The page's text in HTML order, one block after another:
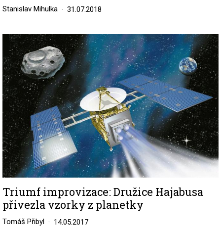
Stanislav Mihulka 31.07.2018
Image
Triumf improvizace: Družice Hajabusa
přivezla vzorky z planetky
Tomáš Přibyl 14.05.2017